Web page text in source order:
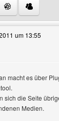
dieses
um 13:55
macht es über
sich die Seite
Medien.